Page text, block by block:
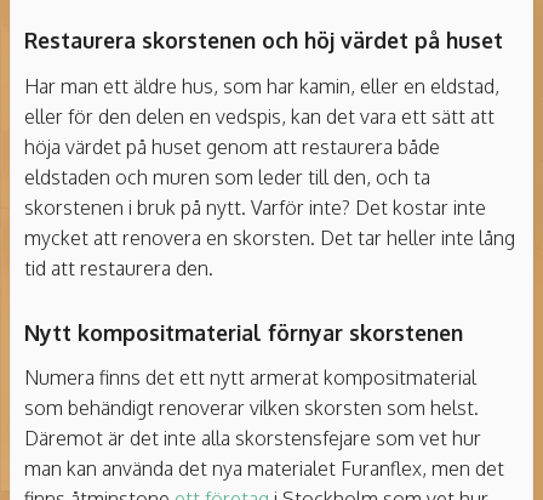
Restaurera skorstenen och höj värdet på huset
Har man ett äldre hus, som har kamin, eller en eldstad,
eller för den delen en vedspis, kan det vara ett sätt att
höja värdet på huset genom att restaurera både
eldstaden och muren som leder till den, och ta
skorstenen i bruk på nytt. Varför inte? Det kostar inte
mycket att renovera en skorsten. Det tar heller inte lång
tid att restaurera den.
Nytt kompositmaterial förnyar skorstenen
Numera finns det ett nytt armerat kompositmaterial
som behändigt renoverar vilken skorsten som helst.
Däremot är det inte alla skorstensfejare som vet hur
man kan använda det nya materialet Furanflex, men det